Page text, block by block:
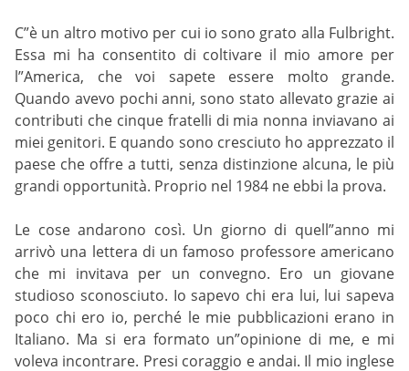
C”è un altro motivo per cui io sono grato alla Fulbright.
Essa mi ha consentito di coltivare il mio amore per
l”America, che voi sapete essere molto grande.
Quando avevo pochi anni, sono stato allevato grazie ai
contributi che cinque fratelli di mia nonna inviavano ai
miei genitori. E quando sono cresciuto ho apprezzato il
paese che offre a tutti, senza distinzione alcuna, le più
grandi opportunità. Proprio nel 1984 ne ebbi la prova.
Le cose andarono così. Un giorno di quell”anno mi
arrivò una lettera di un famoso professore americano
che mi invitava per un convegno. Ero un giovane
studioso sconosciuto. Io sapevo chi era lui, lui sapeva
poco chi ero io, perché le mie pubblicazioni erano in
Italiano. Ma si era formato un”opinione di me, e mi
voleva incontrare. Presi coraggio e andai. Il mio inglese